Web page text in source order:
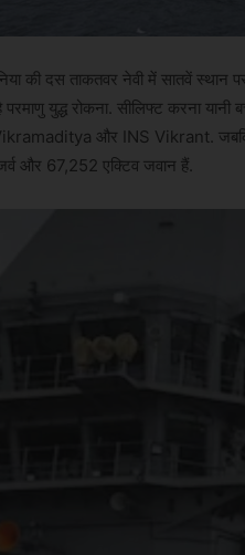
की दस ताकतवर नेवी में सातवें
युद्ध रोकना. सीलिफ्ट करना
और INS Vikrant. जबकि,
और 67,252 एक्टिव जवान हैं.